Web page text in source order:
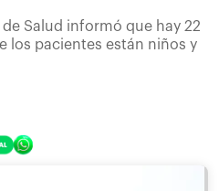
Salud informó que hay 22
los pacientes están niños y